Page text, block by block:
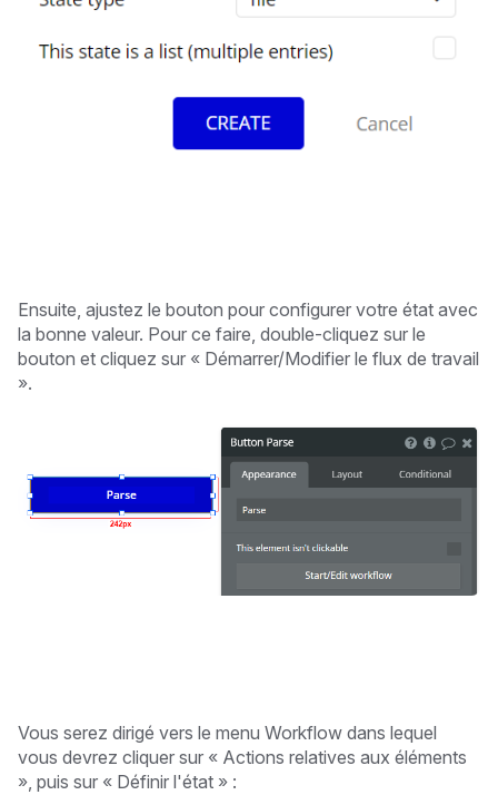
Ensuite, ajustez le bouton pour configurer votre état avec
la bonne valeur. Pour ce faire, double-cliquez sur le
bouton et cliquez sur « Démarrer/Modifier le flux de travail
».
Vous serez dirigé vers le menu Workflow dans lequel
vous devrez cliquer sur « Actions relatives aux éléments
», puis sur « Définir l'état » :